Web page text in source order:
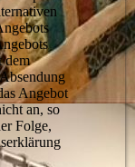
dem
Angebot
an, so
Folge,